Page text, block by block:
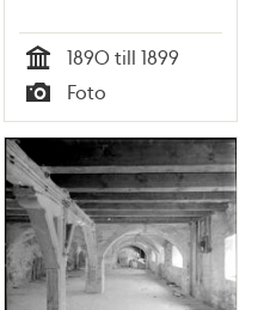
Tid
1890 till 1899
Typ
Foto